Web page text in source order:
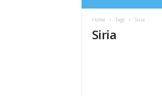
Sport
Home Tags Siria
Siria